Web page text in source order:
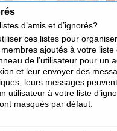
d’amis et d’ignorés?
ces listes pour
ajoutés à votre liste
de l’utilisateur pour un
et leur envoyer des
leurs messages
utilisateur à votre liste
masqués par défaut.